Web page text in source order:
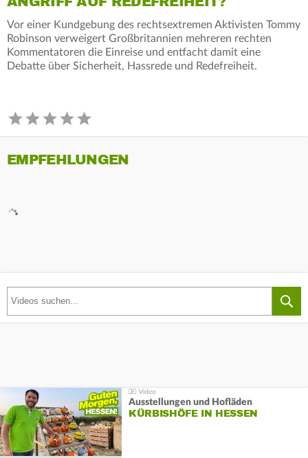
Vor einer Kundgebung des rechtsextremen Aktivisten Tommy
Robinson verweigert Großbritannien mehreren rechten
Kommentatoren die Einreise und entfacht damit eine
Debatte über Sicherheit, Hassrede und Redefreiheit.
EMPFEHLUNGEN
Ausstellungen und Hofläden
KÜRBISHÖFE IN HESSEN